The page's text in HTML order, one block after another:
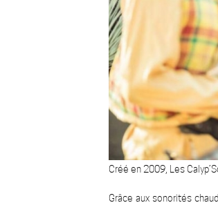
Créé en 2009, Les
Grâce aux sonorités